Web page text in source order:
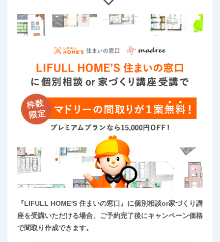
『LIFULL HOME'S 住まいの窓口』に個別相談or家づくり講
座を受講いただける場合、ご予約完了後にキャンペーン価格
で間取り作成できます。